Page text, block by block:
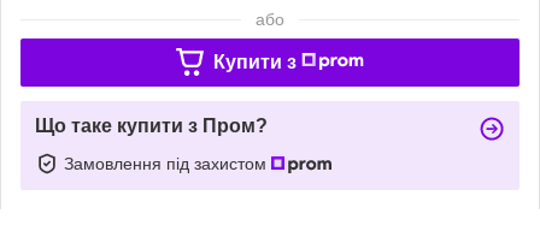
або
Купити з
Що таке купити з Пром?
Замовлення під захистом